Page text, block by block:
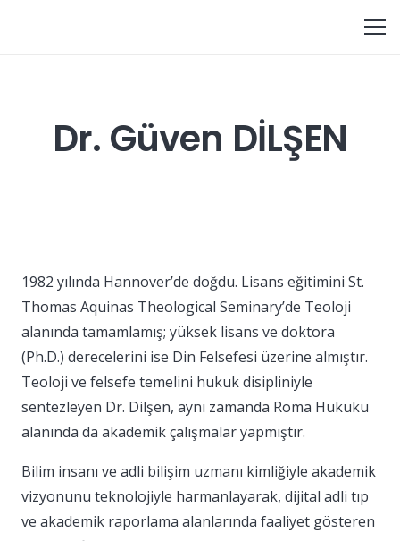
Dr. Güven DİLŞEN
1982 yılında Hannover’de doğdu. Lisans eğitimini St.
Thomas Aquinas Theological Seminary’de Teoloji
alanında tamamlamış; yüksek lisans ve doktora
(Ph.D.) derecelerini ise Din Felsefesi üzerine almıştır.
Teoloji ve felsefe temelini hukuk disipliniyle
sentezleyen Dr. Dilşen, aynı zamanda Roma Hukuku
alanında da akademik çalışmalar yapmıştır.
Bilim insanı ve adli bilişim uzmanı kimliğiyle akademik
vizyonunu teknolojiyle harmanlayarak, dijital adli tıp
ve akademik raporlama alanlarında faaliyet gösteren